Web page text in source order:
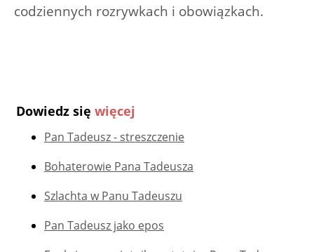
codziennych rozrywkach i obowiązkach.
Dowiedz się więcej
Pan Tadeusz - streszczenie
Bohaterowie Pana Tadeusza
Szlachta w Panu Tadeuszu
Pan Tadeusz jako epos